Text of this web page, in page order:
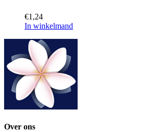
€1,24
In winkelmand
Over ons